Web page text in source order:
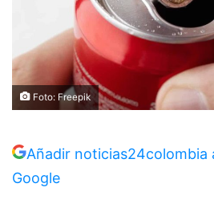
Foto: Freepik
Añadir noticias24colombia
Google